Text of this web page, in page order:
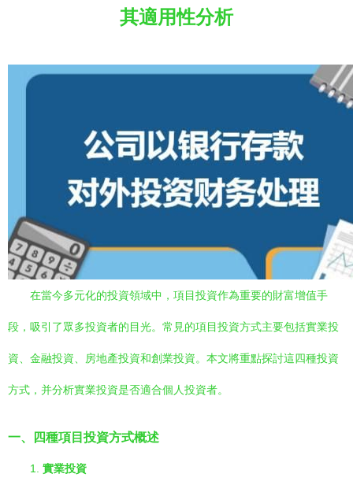
其適用性分析
在當今多元化的投資領域中，項目投資作為重要的財富增值手
段，吸引了眾多投資者的目光。常見的項目投資方式主要包括實業投
資、金融投資、房地產投資和創業投資。本文將重點探討這四種投資
方式，并分析實業投資是否適合個人投資者。
一、四種項目投資方式概述
1. 實業投資